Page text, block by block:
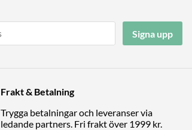
Signa upp
Frakt & Betalning
Trygga betalningar och leveranser via
ledande partners. Fri frakt över 1999 kr.